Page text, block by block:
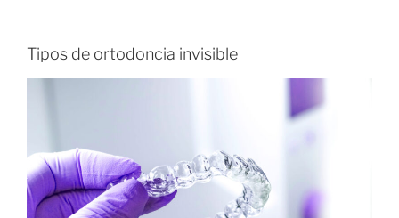
Tipos de ortodoncia invisible